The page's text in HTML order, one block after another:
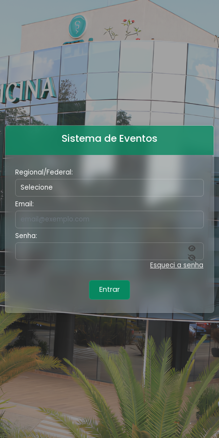
Sistema de Eventos
Regional/Federal:
Email:
Senha:
Esqueci a senha
Entrar